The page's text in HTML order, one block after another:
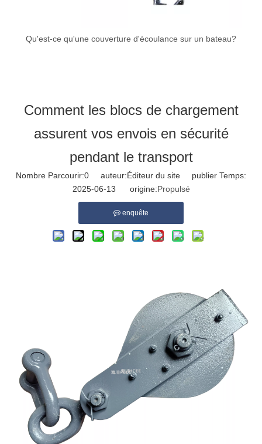
Qu'est-ce qu'une couverture d'écoulance sur un bateau?
Comment les blocs de chargement
assurent vos envois en sécurité
pendant le transport
Nombre Parcourir:0 auteur:Éditeur du site publier Temps:
2025-06-13 origine:Propulsé
enquête